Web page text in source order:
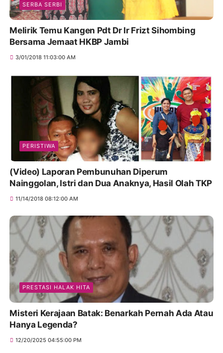
SERBA SERBI
Melirik Temu Kangen Pdt Dr Ir Frizt Sihombing
Bersama Jemaat HKBP Jambi
3/01/2018 11:03:00 AM
PERISTIWA
(Video) Laporan Pembunuhan Diperum
Nainggolan, Istri dan Dua Anaknya, Hasil Olah TKP
11/14/2018 08:12:00 AM
PRESTASI HALAK HITA
Misteri Kerajaan Batak: Benarkah Pernah Ada Atau
Hanya Legenda?
12/20/2025 04:55:00 PM